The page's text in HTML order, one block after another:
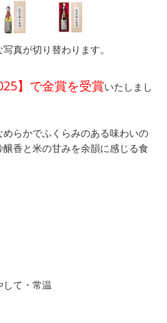
真が切り替わります。
】で金賞を受賞いたしまし
らかでふくらみのある味わいの
香と米の甘みを余韻に感じる食
て・常温